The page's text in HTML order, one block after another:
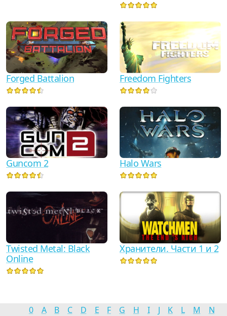
Forged Battalion Freedom Fighters
Guncom 2 Halo Wars
Twisted Metal: Black
Online
Хранители. Части 1 и 2
0 A B C D E F G H I J K L M N